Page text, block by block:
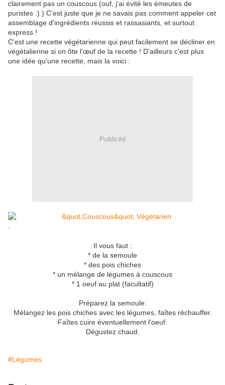
clairement pas un couscous (ouf, j'ai évité les émeutes de
puristes :) ) C'est juste que je ne savais pas comment appeler cet
assemblage d'ingrédients réussis et rassasiants, et surtout
express !
C'est une recette végétarienne qui peut facilement se décliner en
végétalienne si on ôte l’œuf de la recette ! D'ailleurs c'est plus
une idée qu'une recette, mais la voici :
Publicité
Il vous faut :
* de la semoule
* des pois chiches
* un mélange de légumes à couscous
* 1 oeuf au plat (facultatif)
Préparez la semoule.
Mélangez les pois chiches avec les légumes, faîtes réchauffer.
Faîtes cuire éventuellement l'oeuf.
Dégustez chaud.
#Légumes